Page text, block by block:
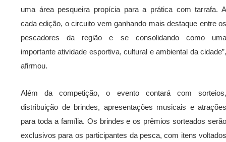
uma área pesqueira propícia para a prática com tarrafa. A
cada edição, o circuito vem ganhando mais destaque entre os
pescadores da região e se consolidando como uma
importante atividade esportiva, cultural e ambiental da cidade”,
afirmou.
Além da competição, o evento contará com sorteios,
distribuição de brindes, apresentações musicais e atrações
para toda a família. Os brindes e os prêmios sorteados serão
exclusivos para os participantes da pesca, com itens voltados